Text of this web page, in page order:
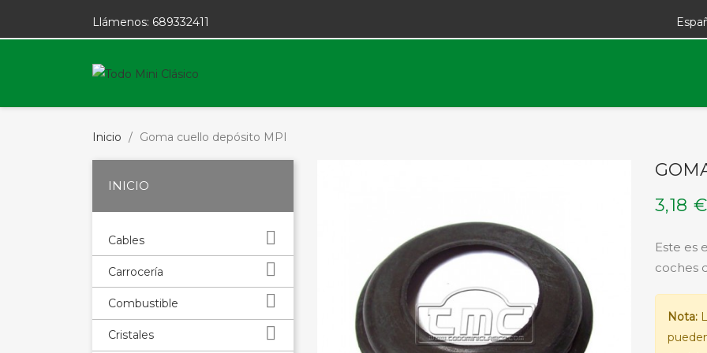
Llámenos: 689332411
Inicio Goma cuello depósito MPI
INICIO
Cables 
Carrocería 
Combustible 
Cristales 
3,18 €
Este es
coches
Nota: